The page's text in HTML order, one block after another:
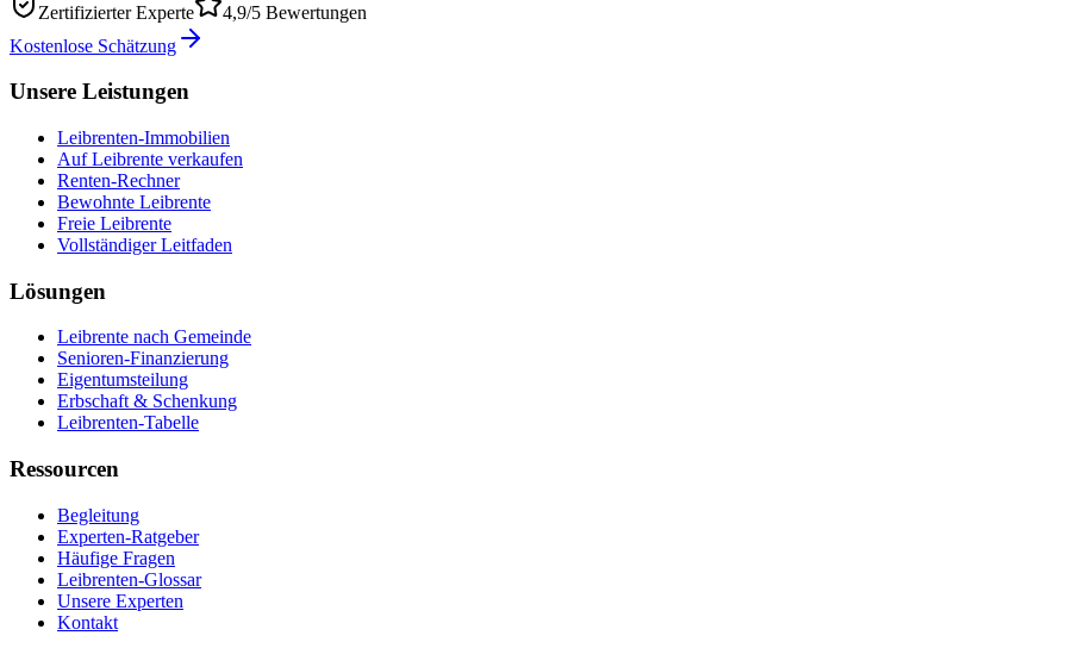
Zertifizierter Experte
4,9/5 Bewertungen
Kostenlose Schätzung
Unsere Leistungen
Leibrenten-Immobilien
Auf Leibrente verkaufen
Renten-Rechner
Bewohnte Leibrente
Freie Leibrente
Vollständiger Leitfaden
Lösungen
Leibrente nach Gemeinde
Senioren-Finanzierung
Eigentumsteilung
Erbschaft & Schenkung
Leibrenten-Tabelle
Ressourcen
Begleitung
Experten-Ratgeber
Häufige Fragen
Leibrenten-Glossar
Unsere Experten
Kontakt